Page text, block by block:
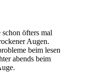
öfters mal
Augen.
beim lesen
abends beim